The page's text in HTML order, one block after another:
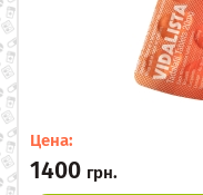
Цена:
1400 грн.